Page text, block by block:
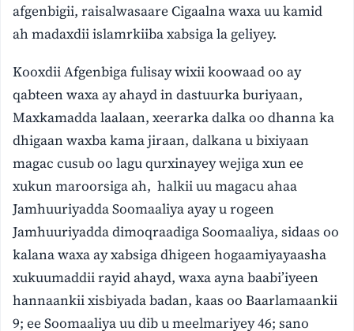
afgenbigii, raisalwasaare Cigaalna waxa uu kamid
ah madaxdii islamrkiiba xabsiga la geliyey.
Kooxdii Afgenbiga fulisay wixii koowaad oo ay
qabteen waxa ay ahayd in dastuurka buriyaan,
Maxkamadda laalaan, xeerarka dalka oo dhanna ka
dhigaan waxba kama jiraan, dalkana u bixiyaan
magac cusub oo lagu qurxinayey wejiga xun ee
xukun maroorsiga ah, halkii uu magacu ahaa
Jamhuuriyadda Soomaaliya ayay u rogeen
Jamhuuriyadda dimoqraadiga Soomaaliya, sidaas oo
kalana waxa ay xabsiga dhigeen hogaamiyayaasha
xukuumaddii rayid ahayd, waxa ayna baabi’iyeen
hannaankii xisbiyada badan, kaas oo Baarlamaankii
9; ee Soomaaliya uu dib u meelmariyey 46; sano